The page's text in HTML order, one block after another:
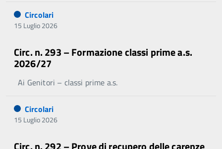
Circolari
15 Luglio 2026
Circ. n. 293 – Formazione classi prime a.s.
2026/27
Ai Genitori – classi prime a.s.
Circolari
15 Luglio 2026